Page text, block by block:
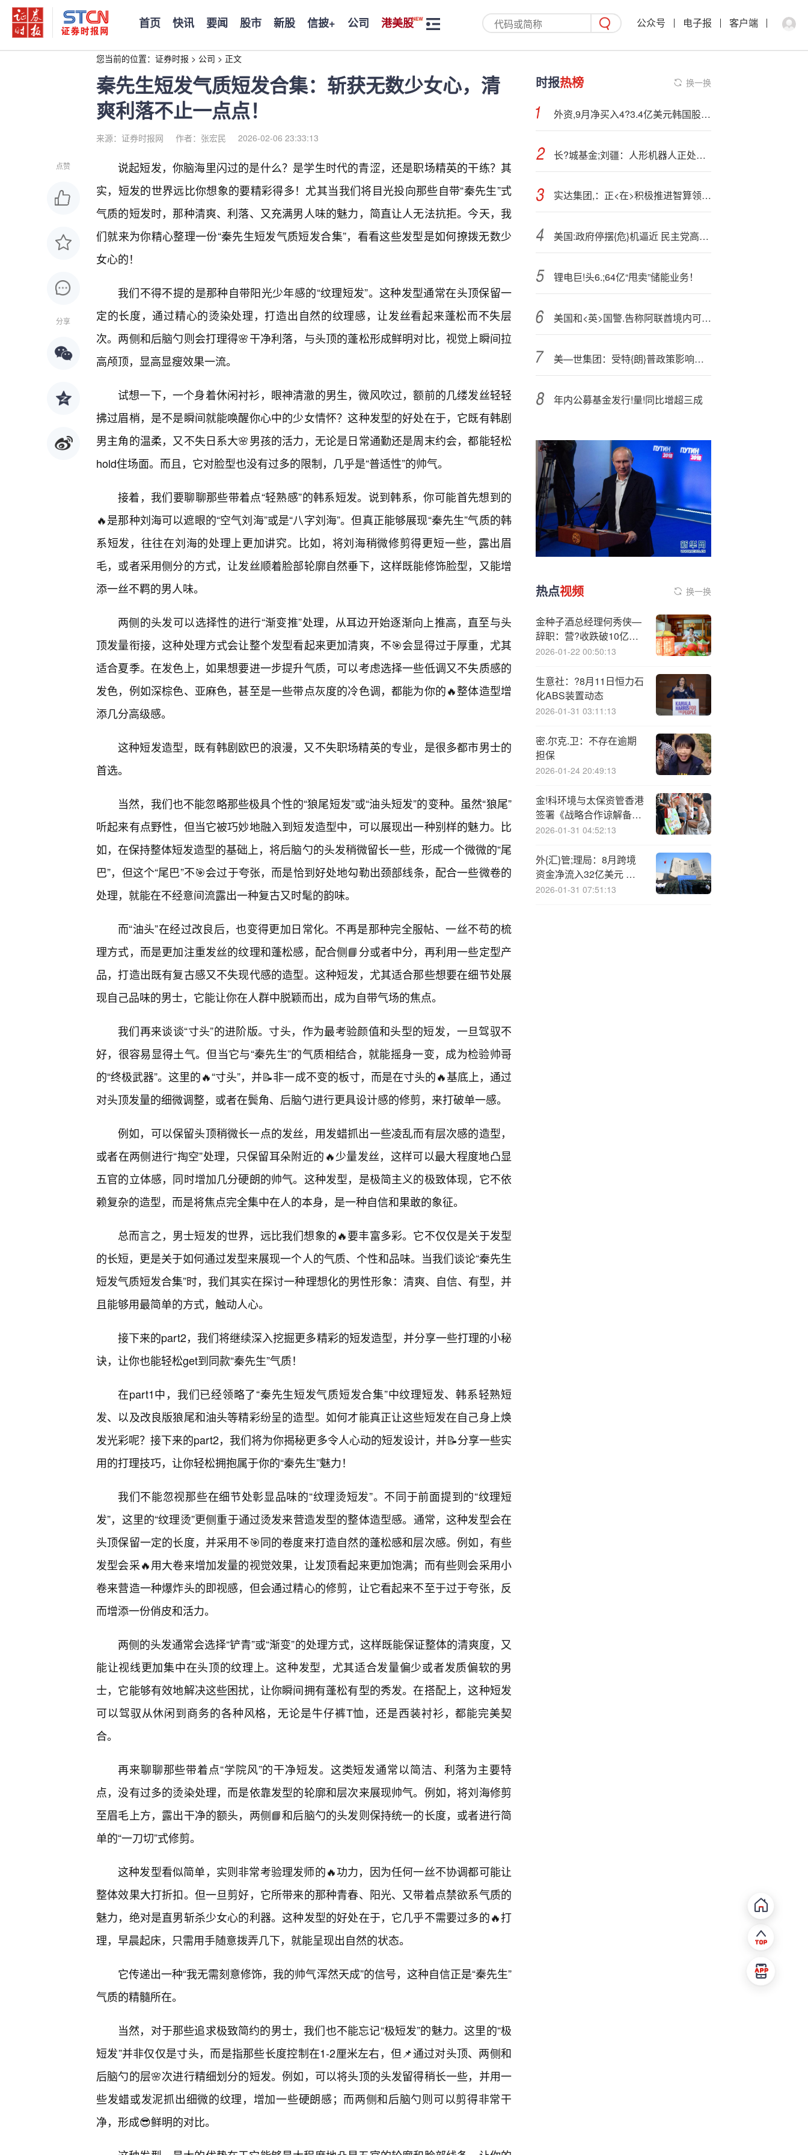
首页 快讯 要闻 股市 新股 信披+ 公司 港美股 公众号 电子报 客户端
您当前的位置： 证券时报 > 公司 > 正文
秦先生短发气质短发合集：斩获无数少女心，清
爽利落不止一点点！
来源：证券时报网 作者：张宏民 2026-02-06 23:33:13
点赞
分享
说起短发，你脑海里闪过的是什么？是学生时代的青涩，还是职场精英的干练？其
实，短发的世界远比你想象的要精彩得多！尤其当我们将目光投向那些自带“秦先生”式
气质的短发时，那种清爽、利落、又充满男人味的魅力，简直让人无法抗拒。今天，我
们就来为你精心整理一份“秦先生短发气质短发合集”，看看这些发型是如何撩拨无数少
女心的！
我们不得不提的是那种自带阳光少年感的“纹理短发”。这种发型通常在头顶保留一
定的长度，通过精心的烫染处理，打造出自然的纹理感，让发丝看起来蓬松而不失层
次。两侧和后脑勺则会打理得🌸干净利落，与头顶的蓬松形成鲜明对比，视觉上瞬间拉
高颅顶，显高显瘦效果一流。
试想一下，一个身着休闲衬衫，眼神清澈的男生，微风吹过，额前的几缕发丝轻轻
拂过眉梢，是不是瞬间就能唤醒你心中的少女情怀？这种发型的好处在于，它既有韩剧
男主角的温柔，又不失日系大🌸男孩的活力，无论是日常通勤还是周末约会，都能轻松
hold住场面。而且，它对脸型也没有过多的限制，几乎是“普适性”的帅气。
接着，我们要聊聊那些带着点“轻熟感”的韩系短发。说到韩系，你可能首先想到的
🔥是那种刘海可以遮眼的“空气刘海”或是“八字刘海”。但真正能够展现“秦先生”气质的韩
系短发，往往在刘海的处理上更加讲究。比如，将刘海稍微修剪得更短一些，露出眉
毛，或者采用侧分的方式，让发丝顺着脸部轮廓自然垂下，这样既能修饰脸型，又能增
添一丝不羁的男人味。
两侧的头发可以选择性的进行“渐变推”处理，从耳边开始逐渐向上推高，直至与头
顶发量衔接，这种处理方式会让整个发型看起来更加清爽，不🎯会显得过于厚重，尤其
适合夏季。在发色上，如果想要进一步提升气质，可以考虑选择一些低调又不失质感的
发色，例如深棕色、亚麻色，甚至是一些带点灰度的冷色调，都能为你的🔥整体造型增
添几分高级感。
这种短发造型，既有韩剧欧巴的浪漫，又不失职场精英的专业，是很多都市男士的
首选。
当然，我们也不能忽略那些极具个性的“狼尾短发”或“油头短发”的变种。虽然“狼尾”
听起来有点野性，但当它被巧妙地融入到短发造型中，可以展现出一种别样的魅力。比
如，在保持整体短发造型的基础上，将后脑勺的头发稍微留长一些，形成一个微微的“尾
巴”，但这个“尾巴”不🎯会过于夸张，而是恰到好处地勾勒出颈部线条，配合一些微卷的
处理，就能在不经意间流露出一种复古又时髦的韵味。
而“油头”在经过改良后，也变得更加日常化。不再是那种完全服帖、一丝不苟的梳
理方式，而是更加注重发丝的纹理和蓬松感，配合侧📘分或者中分，再利用一些定型产
品，打造出既有复古感又不失现代感的造型。这种短发，尤其适合那些想要在细节处展
现自己品味的男士，它能让你在人群中脱颖而出，成为自带气场的焦点。
我们再来谈谈“寸头”的进阶版。寸头，作为最考验颜值和头型的短发，一旦驾驭不
好，很容易显得土气。但当它与“秦先生”的气质相结合，就能摇身一变，成为检验帅哥
的“终极武器”。这里的🔥“寸头”，并📝非一成不变的板寸，而是在寸头的🔥基底上，通过
对头顶发量的细微调整，或者在鬓角、后脑勺进行更具设计感的修剪，来打破单一感。
例如，可以保留头顶稍微长一点的发丝，用发蜡抓出一些凌乱而有层次感的造型，
或者在两侧进行“掏空”处理，只保留耳朵附近的🔥少量发丝，这样可以最大程度地凸显
五官的立体感，同时增加几分硬朗的帅气。这种发型，是极简主义的极致体现，它不依
赖复杂的造型，而是将焦点完全集中在人的本身，是一种自信和果敢的象征。
总而言之，男士短发的世界，远比我们想象的🔥要丰富多彩。它不仅仅是关于发型
的长短，更是关于如何通过发型来展现一个人的气质、个性和品味。当我们谈论“秦先生
短发气质短发合集”时，我们其实在探讨一种理想化的男性形象：清爽、自信、有型，并
且能够用最简单的方式，触动人心。
接下来的part2，我们将继续深入挖掘更多精彩的短发造型，并分享一些打理的小秘
诀，让你也能轻松get到同款“秦先生”气质！
在part1中，我们已经领略了“秦先生短发气质短发合集”中纹理短发、韩系轻熟短
发、以及改良版狼尾和油头等精彩纷呈的造型。如何才能真正让这些短发在自己身上焕
发光彩呢？接下来的part2，我们将为你揭秘更多令人心动的短发设计，并📝分享一些实
用的打理技巧，让你轻松拥抱属于你的“秦先生”魅力！
我们不能忽视那些在细节处彰显品味的“纹理烫短发”。不同于前面提到的“纹理短
发”，这里的“纹理烫”更侧重于通过烫发来营造发型的整体造型感。通常，这种发型会在
头顶保留一定的长度，并采用不🎯同的卷度来打造自然的蓬松感和层次感。例如，有些
发型会采🔥用大卷来增加发量的视觉效果，让发顶看起来更加饱满；而有些则会采用小
卷来营造一种爆炸头的即视感，但会通过精心的修剪，让它看起来不至于过于夸张，反
而增添一份俏皮和活力。
两侧的头发通常会选择“铲青”或“渐变”的处理方式，这样既能保证整体的清爽度，又
能让视线更加集中在头顶的纹理上。这种发型，尤其适合发量偏少或者发质偏软的男
士，它能够有效地解决这些困扰，让你瞬间拥有蓬松有型的秀发。在搭配上，这种短发
可以驾驭从休闲到商务的各种风格，无论是牛仔裤T恤，还是西装衬衫，都能完美契
合。
再来聊聊那些带着点“学院风”的干净短发。这类短发通常以简洁、利落为主要特
点，没有过多的烫染处理，而是依靠发型的轮廓和层次来展现帅气。例如，将刘海修剪
至眉毛上方，露出干净的额头，两侧📘和后脑勺的头发则保持统一的长度，或者进行简
单的“一刀切”式修剪。
这种发型看似简单，实则非常考验理发师的🔥功力，因为任何一丝不协调都可能让
整体效果大打折扣。但一旦剪好，它所带来的那种青春、阳光、又带着点禁欲系气质的
魅力，绝对是直男斩杀少女心的利器。这种发型的好处在于，它几乎不需要过多的🔥打
理，早晨起床，只需用手随意拨弄几下，就能呈现出自然的状态。
它传递出一种“我无需刻意修饰，我的帅气浑然天成”的信号，这种自信正是“秦先生”
气质的精髓所在。
当然，对于那些追求极致简约的男士，我们也不能忘记“极短发”的魅力。这里的“极
短发”并非仅仅是寸头，而是指那些长度控制在1-2厘米左右，但📌通过对头顶、两侧和
后脑勺的层🌸次进行精细划分的短发。例如，可以将头顶的头发留得稍长一些，并用一
些发蜡或发泥抓出细微的纹理，增加一些硬朗感；而两侧和后脑勺则可以剪得非常干
净，形成😎鲜明的对比。
时报热榜 换一换
外资,9月净买入4?3.4亿美元韩国股票，创一年半最高
长?城基金;刘疆：人形机器人正处于走向量产的关键阶段
实达集团,：正<在>积极推进智算领域的投入与布局
美国:政府停摆{危}机逼近 民主党高层考虑为医保硬杠共和党
锂电巨!头6.;64亿“甩卖”储能业务！
美国和<英>国警.告称阿联酋境内可能发生针对以色列相关场所的袭击
美—世集团：受特{朗}普政策影响，资金正撤离美国资产
年内公募基金发行!量!同比增超三成
热点视频 换一换
金种子酒总经理何秀侠—
辞职：营?收跌破10亿，
高管薪酬飙升曾引发质疑
2026-01-22 00:50:13
生意社：?8月11日恒力石
化ABS装置动态
2026-01-31 03:11:13
密.尔克.卫：不存在逾期
担保
2026-01-24 20:49:13
金!科环境与太保资管香港
签署《战略合作谅解备忘
录》，以金融科技共创新
2026-01-31 04:52:13
外{汇}管;理局：8月跨境
资金净流入32亿美元 银
行结售汇顺差146亿美元
2026-01-31 07:51:13